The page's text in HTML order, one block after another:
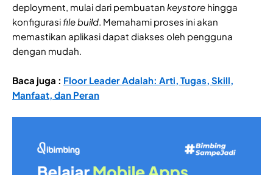
deployment, mulai dari pembuatan keystore hingga
konfigurasifile build. Memahami proses ini akan
memastikan aplikasi dapat diakses oleh pengguna
dengan mudah.
Baca juga : Floor Leader Adalah: Arti, Tugas, Skill,
Manfaat, dan Peran